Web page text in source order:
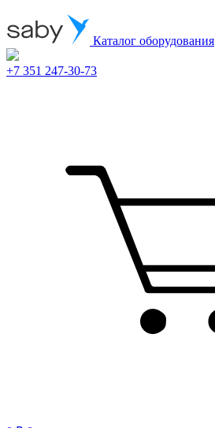
Каталог оборудования
+7 351 247-30-73